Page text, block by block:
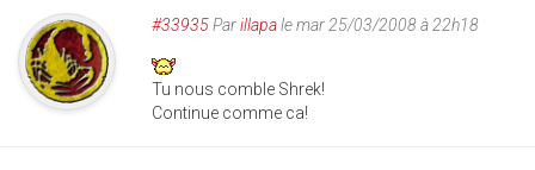
#33935Parillapale mar 25/03/2008 à 22h18
Tu nous comble Shrek!
Continue comme ca!